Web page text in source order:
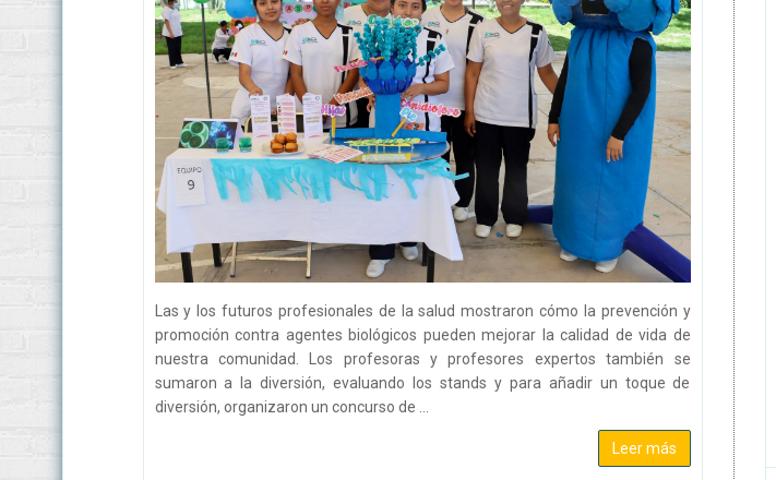
Las y los futuros profesionales de la salud mostraron cómo la prevención y
promoción contra agentes biológicos pueden mejorar la calidad de vida de
nuestra comunidad. Los profesoras y profesores expertos también se
sumaron a la diversión, evaluando los stands y para añadir un toque de
diversión, organizaron un concurso de ...
Leer más